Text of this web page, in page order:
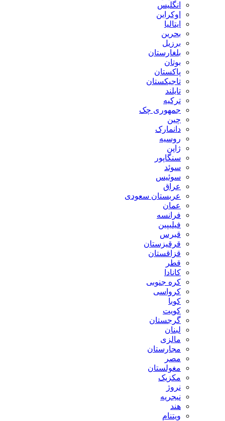
انگلیس
اوکراین
ایتالیا
بحرین
برزیل
بلغارستان
بوتان
پاکستان
تاجیکستان
تایلند
ترکیه
جمهوری چک
چین
دانمارک
روسیه
ژاپن
سنگاپور
سوئد
سوئیس
عراق
عربستان سعودی
عمان
فرانسه
فیلیپین
قبرس
قرقیزستان
قزاقستان
قطر
کانادا
کره جنوبی
کرواسی
کوبا
کویت
گرجستان
لبنان
مالزی
مجارستان
مصر
مغولستان
مکزیک
نروژ
نیجریه
هند
ویتنام